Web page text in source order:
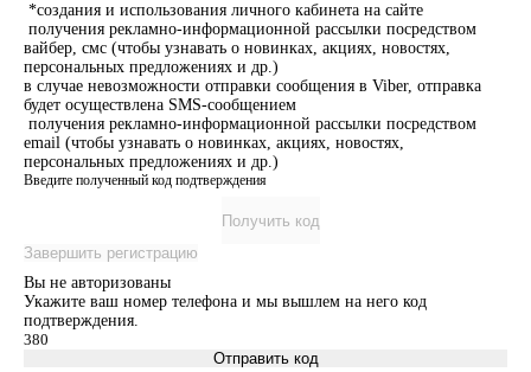
*создания и использования личного кабинета на сайте
получения рекламно-информационной рассылки посредством
вайбер, смс (чтобы узнавать о новинках, акциях, новостях,
персональных предложениях и др.)
в случае невозможности отправки сообщения в Viber, отправка
будет осуществлена SMS-сообщением
получения рекламно-информационной рассылки посредством
email (чтобы узнавать о новинках, акциях, новостях,
персональных предложениях и др.)
Введите полученный код подтверждения
Получить код
Завершить регистрацию
Вы не авторизованы
Укажите ваш номер телефона и мы вышлем на него код
подтверждения.
Отправить код